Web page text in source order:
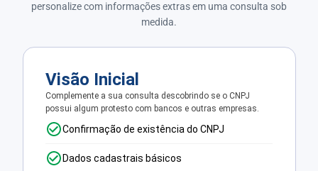
personalize com informações extras em uma consulta sob
medida.
Visão Inicial
Complemente a sua consulta descobrindo se o CNPJ
possui algum protesto com bancos e outras empresas.
Confirmação de existência do CNPJ
Dados cadastrais básicos